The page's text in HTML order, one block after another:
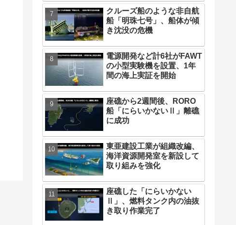
クルーズ船のような非自航
船「明珠七号」、船体が傾
き沈没の危機
電源開発など計6社がFAWT
の小型実験機を設置、1年
間の海上実証を開始
座礁から2週間後、RORO
船「にらいかないⅡ」離礁
に成功
東亜建設工業が組織改編、
海洋資源開発室を新設して
取り組みを強化
座礁した「にらいかない
Ⅱ」、燃料タンク内の油抜
き取り作業完了